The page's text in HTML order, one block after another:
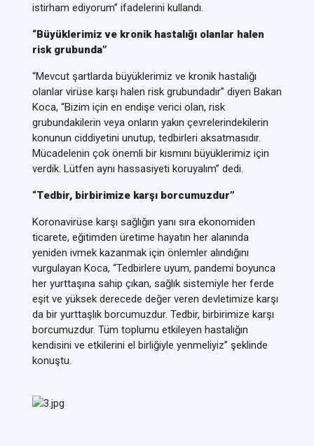
istirham ediyorum” ifadelerini kullandı.
“Büyüklerimiz ve kronik hastalığı olanlar halen
risk grubunda”
“Mevcut şartlarda büyüklerimiz ve kronik hastalığı
olanlar virüse karşı halen risk grubundadır” diyen Bakan
Koca, “Bizim için en endişe verici olan, risk
grubundakilerin veya onların yakın çevrelerindekilerin
konunun ciddiyetini unutup, tedbirleri aksatmasıdır.
Mücadelenin çok önemli bir kısmını büyüklerimiz için
verdik. Lütfen aynı hassasiyeti koruyalım” dedi.
“Tedbir, birbirimize karşı borcumuzdur”
Koronavirüse karşı sağlığın yanı sıra ekonomiden
ticarete, eğitimden üretime hayatın her alanında
yeniden ivmek kazanmak için önlemler alındığını
vurgulayan Koca, “Tedbirlere uyum, pandemi boyunca
her yurttaşına sahip çıkan, sağlık sistemiyle her ferde
eşit ve yüksek derecede değer veren devletimize karşı
da bir yurttaşlık borcumuzdur. Tedbir, birbirimize karşı
borcumuzdur. Tüm toplumu etkileyen hastalığın
kendisini ve etkilerini el birliğiyle yenmeliyiz” şeklinde
konuştu.